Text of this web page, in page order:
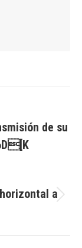
de su
a